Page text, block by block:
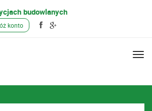
budowlanych
konto